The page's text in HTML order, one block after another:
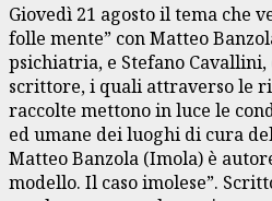
Giovedì 21 agosto il tema che
folle mente” con Matteo
psichiatria, e Stefano
scrittore, i quali attraverso le
raccolte mettono in luce le
ed umane dei luoghi di cura
Matteo Banzola (Imola) è
modello. Il caso imolese”.